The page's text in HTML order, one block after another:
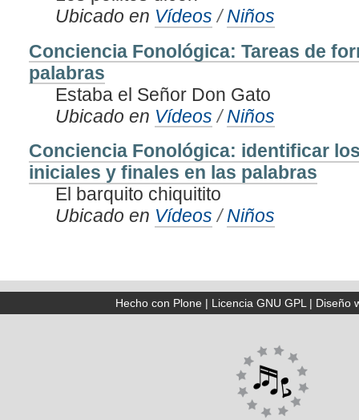
Ubicado en Vídeos /Niños
Conciencia Fonológica: Tareas de
palabras
Estaba el Señor Don Gato
Ubicado en Vídeos /Niños
Conciencia Fonológica: identificar
iniciales y finales en las palabras
El barquito chiquitito
Ubicado en Vídeos /Niños
Hecho con Plone| Licencia GNU GPL| Diseño